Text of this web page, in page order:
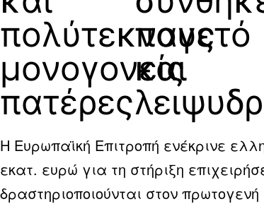
πολύτεκνους
μονογονείς
πατέρες
παγετό
και
Η Ευρωπαϊκή Επιτροπή ενέκρινε
εκατ. ευρώ για τη στήριξη
δραστηριοποιούνται στον